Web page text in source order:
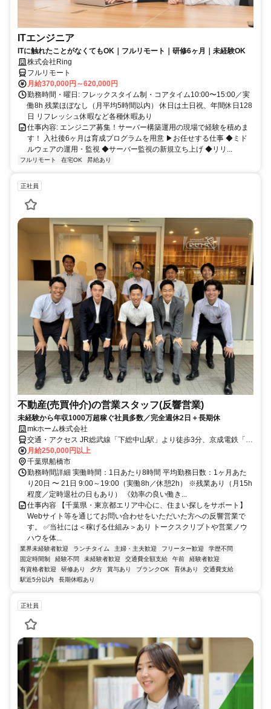
ITエンジニア
ITに触れたことがなくてもOK｜フルリモート｜研修6ヶ月｜未経験OK
株式会社Ring
フルリモート
月給370,000円～620,000円
勤務時間・曜日: フレックスタイム制・コアタイム10:00〜15:00／実
働8h 残業ほぼなし（月平均5時間以内） 休日は土日祝、年間休日128
日 リフレッシュ休暇など各種休暇あり
仕事内容: エンジニア募集！サーバー構築運用の現場で経験を積めま
す！ 入社後6ヶ月は育成プログラムを用意 ▶お任せする仕事 ◆ミド
ルウェアの運用・監視 ◆サーバー監視の新規立ち上げ ◆リリ...
フルリモート 在宅OK 昇給あり
正社員
不動産(売買仲介)の営業スタッフ(反響営業)
未経験から年収1000万超稼ぐ社員多数／完全週休2日＋長期休
mkホーム株式会社
交通・アクセス JR総武線「下総中山駅」より徒歩3分、京成電鉄「京
成中山駅」より徒歩2分
月給250,000円以上
千葉県船橋市
勤務時間詳細 実働時間：1日あたり8時間 平均勤務日数：1ヶ月あた
り20日 〜 21日 9:00～19:00（実働8h／休憩2h） ※残業あり（月15h
程度／定時退社の日もあり） 《効率の良い働き...
仕事内容 【千葉県・東京都エリア中心に、住まい探しをサポート】
Webサイト等を通じてお問い合わせをいただいた方への反響営業で
す。 ✅当社には＜稼げる仕組み＞あり トークスクリプトや営業ノウ
ハウを体...
業界未経験者歓迎 ランチタイム 主婦・主夫歓迎 フリーター歓迎
学歴不問
固定時間制
経験不問 未経験者歓迎 交通費全額支給 午前
経験者歓迎
有資格者歓迎
研修あり 夕方 賞与あり ブランクOK 育休あり
交通費支給
駅近5分以内
長期休暇あり
正社員